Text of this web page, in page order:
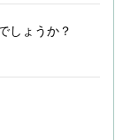
しょうか？